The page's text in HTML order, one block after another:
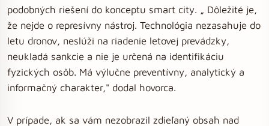
podobných riešení do konceptu smart city. „ Dôležité je,
že nejde o represívny nástroj. Technológia nezasahuje do
letu dronov, neslúži na riadenie letovej prevádzky,
neukladá sankcie a nie je určená na identifikáciu
fyzických osôb. Má výlučne preventívny, analytický a
informačný charakter," dodal hovorca.
V prípade, ak sa vám nezobrazil zdieľaný obsah nad